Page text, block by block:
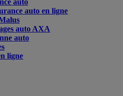
auto
auto en ligne
auto AXA
auto
ligne